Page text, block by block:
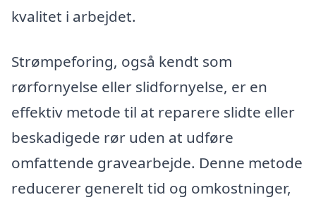
kvalitet i arbejdet.
Strømpeforing, også kendt som
rørfornyelse eller slidfornyelse, er en
effektiv metode til at reparere slidte eller
beskadigede rør uden at udføre
omfattende gravearbejde. Denne metode
reducerer generelt tid og omkostninger,